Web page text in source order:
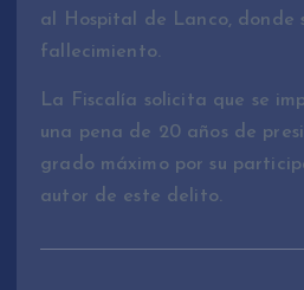
al Hospital de Lanco, donde
fallecimiento.
La Fiscalía solicita que se
una pena de 20 años de
grado máximo por su
autor de este delito.